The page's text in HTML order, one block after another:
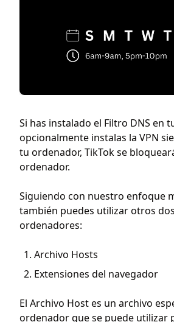
Si has instalado el Filtro DNS en
opcionalmente instalas la VPN
tu ordenador, TikTok se
ordenador.
Siguiendo con nuestro enfoque
también puedes utilizar otros
ordenadores:
Archivo Hosts
Extensiones del navegador
El Archivo Host es un archivo
ordenador que se puede utilizar